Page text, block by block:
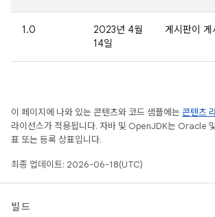
1.0
2023년 4월
14일
게시판이 게
이 페이지에 나와 있는 콘텐츠와 코드 샘플에는 콘텐츠
라이선스가 적용됩니다. 자바 및 OpenJDK는 Oracle
표 또는 등록 상표입니다.
최종 업데이트: 2026-06-18(UTC)
빌드